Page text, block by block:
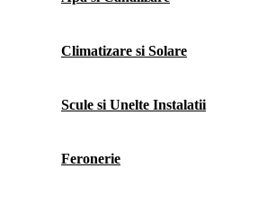
Climatizare si Solare
Scule si Unelte Instalatii
Feronerie